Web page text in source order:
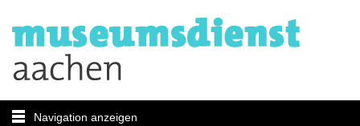
Navigation anzeigen